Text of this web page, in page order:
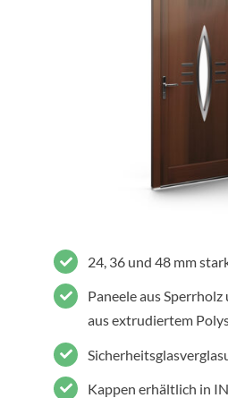
24, 36 und 48 mm
Paneele aus
aus extrudiertem
Kappen erhältlich in